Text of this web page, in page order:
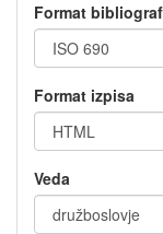
Format
Format izpisa
Veda